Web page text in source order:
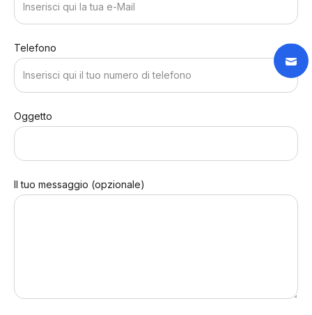
Telefono
Oggetto
Il tuo messaggio (opzionale)